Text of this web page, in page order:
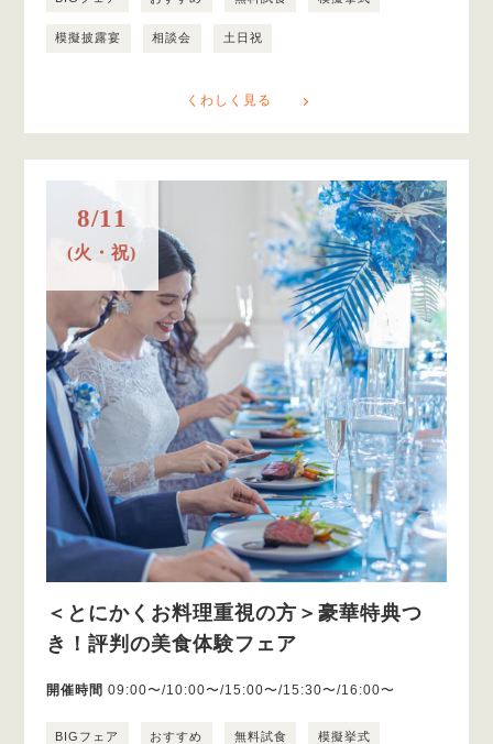
模擬披露宴 相談会 土日祝
くわしく見る
8/11
(火・祝)
＜とにかくお料理重視の方＞豪華特典つ
き！評判の美食体験フェア
開催時間 09:00〜/10:00〜/15:00〜/15:30〜/16:00〜
BIGフェア おすすめ 無料試食 模擬挙式